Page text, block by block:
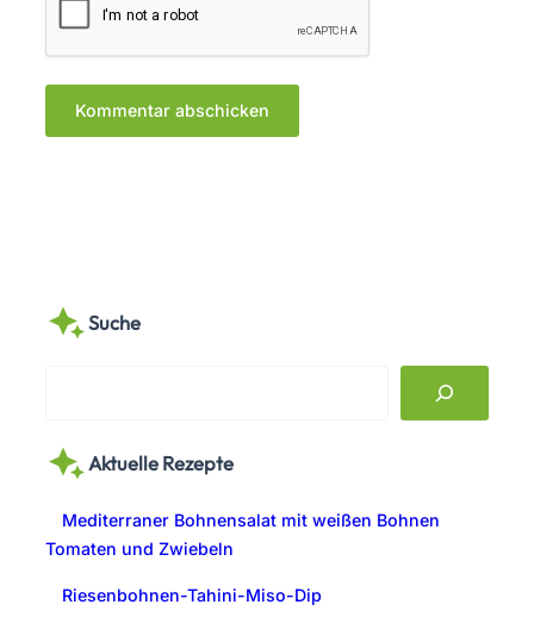
Suche
r
Aktuelle Rezepte
Mediterraner Bohnensalat mit weißen Bohnen
Tomaten und Zwiebeln
Riesenbohnen-Tahini-Miso-Dip